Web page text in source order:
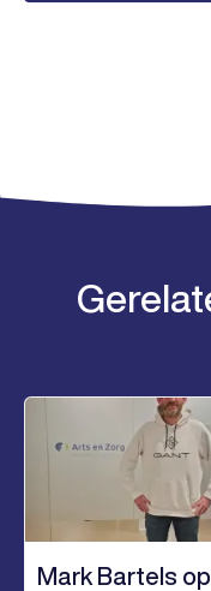
Mark Bartels